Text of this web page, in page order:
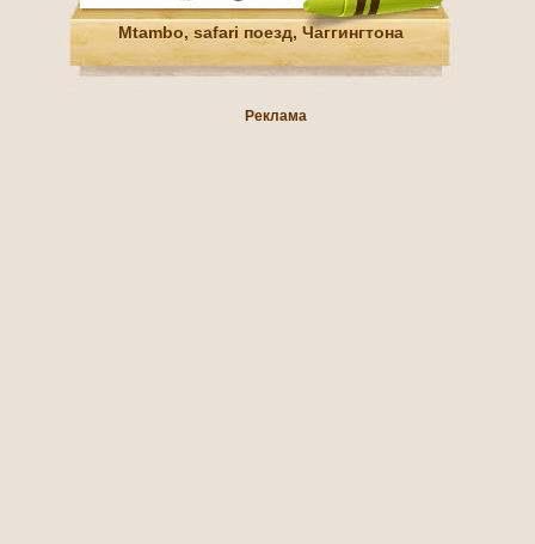
Mtambo, safari поезд, Чаггингтона
Реклама